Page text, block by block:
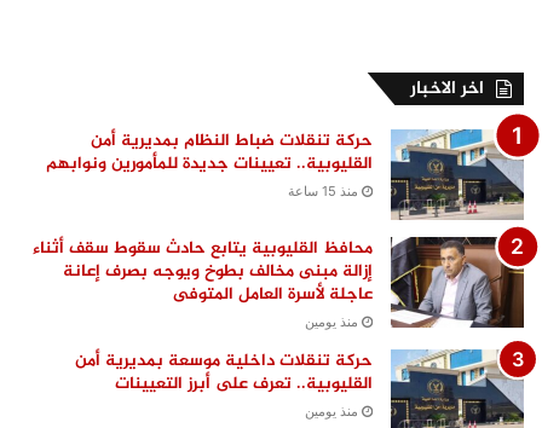
اخر الاخبار
حركة تنقلات ضباط النظام بمديرية أمن
القليوبية.. تعيينات جديدة للمأمورين ونوابهم
منذ 15 ساعة
محافظ القليوبية يتابع حادث سقوط سقف أثناء
إزالة مبنى مخالف بطوخ ويوجه بصرف إعانة
عاجلة لأسرة العامل المتوفى
منذ يومين
حركة تنقلات داخلية موسعة بمديرية أمن
القليوبية.. تعرف على أبرز التعيينات
منذ يومين